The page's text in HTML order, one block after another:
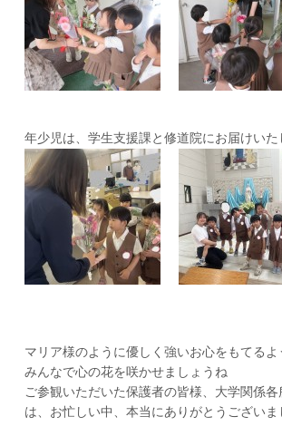
年少児は、学生支援課と修道院にお届けいた
マリア様のように優しく強いお心をもてる
みんなで心の花を咲かせましょうね
ご参観いただいた保護者の皆様、大学関係各
は、お忙しい中、本当にありがとうございま